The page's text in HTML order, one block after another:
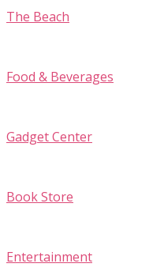
The Beach
Food & Beverages
Gadget Center
Book Store
Entertainment